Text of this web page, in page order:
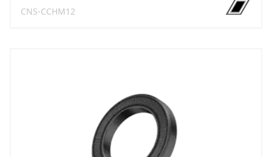
CNS-CCHM12